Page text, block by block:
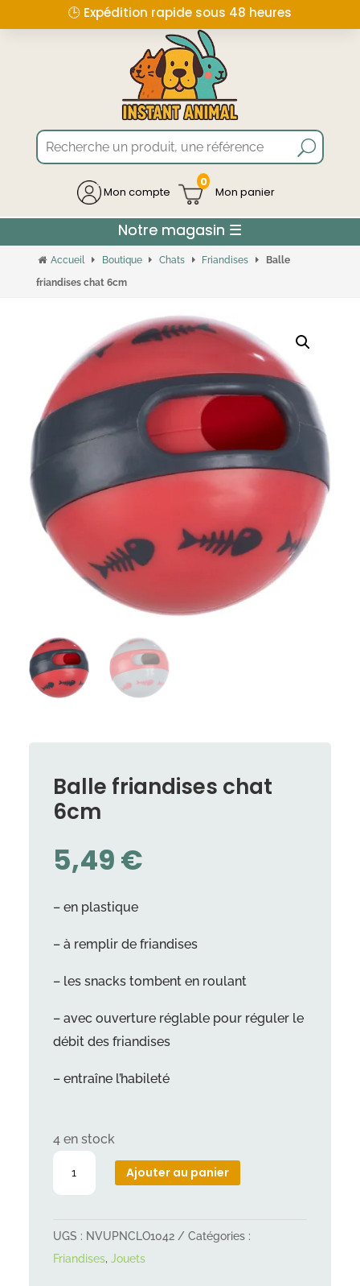
🕒 Expédition rapide sous 48 heures
Mon compte
0
Accueil Boutique Chats Friandises
Balle
friandises chat 6cm
Balle friandises chat
6cm
5,49€
– en plastique
– à remplir de friandises
– les snacks tombent en roulant
– avec ouverture réglable pour réguler le
débit des friandises
– entraîne l’habileté
4 en stock
quantité
friandises
chat
Ajouter au panier
UGS : NVUPNCLO1042
Catégories :
Friandises, Jouets